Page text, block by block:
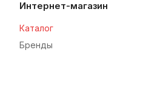
Интернет-магазин
Каталог
Бренды